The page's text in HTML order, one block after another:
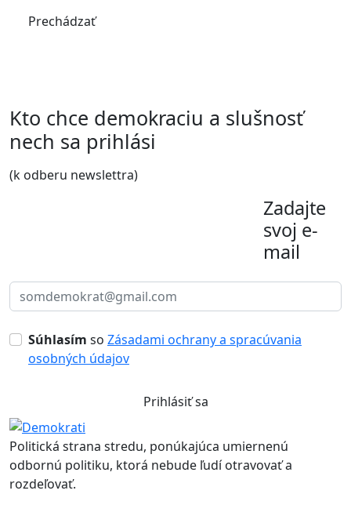
Prechádzať
Kto chce demokraciu a slušnosť
nech sa prihlási
(k odberu newslettra)
Zadajte
svoj e-
mail
Súhlasím so Zásadami ochrany a spracúvania
osobných údajov
Prihlásiť sa
Politická strana stredu, ponúkajúca umiernenú
odbornú politiku, ktorá nebude ľudí otravovať a
rozdeľovať.